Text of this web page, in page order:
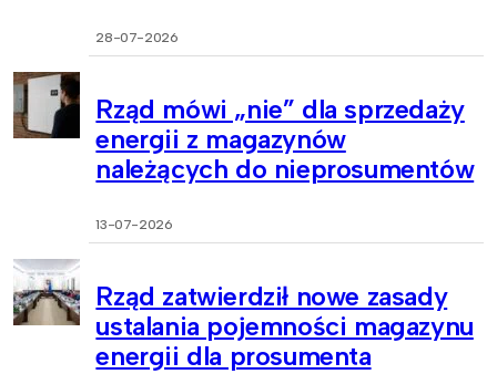
28-07-2026
Rząd mówi „nie” dla sprzedaży
energii z magazynów
należących do nieprosumentów
13-07-2026
Rząd zatwierdził nowe zasady
ustalania pojemności magazynu
energii dla prosumenta